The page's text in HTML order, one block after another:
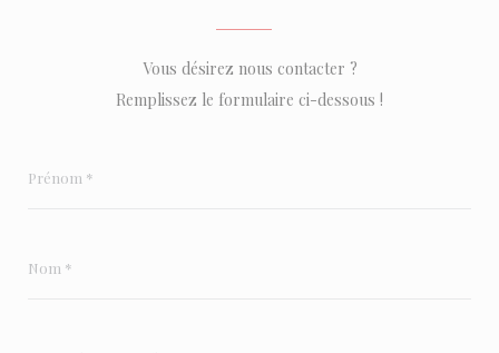
Vous désirez nous contacter ?
Remplissez le formulaire ci-dessous !